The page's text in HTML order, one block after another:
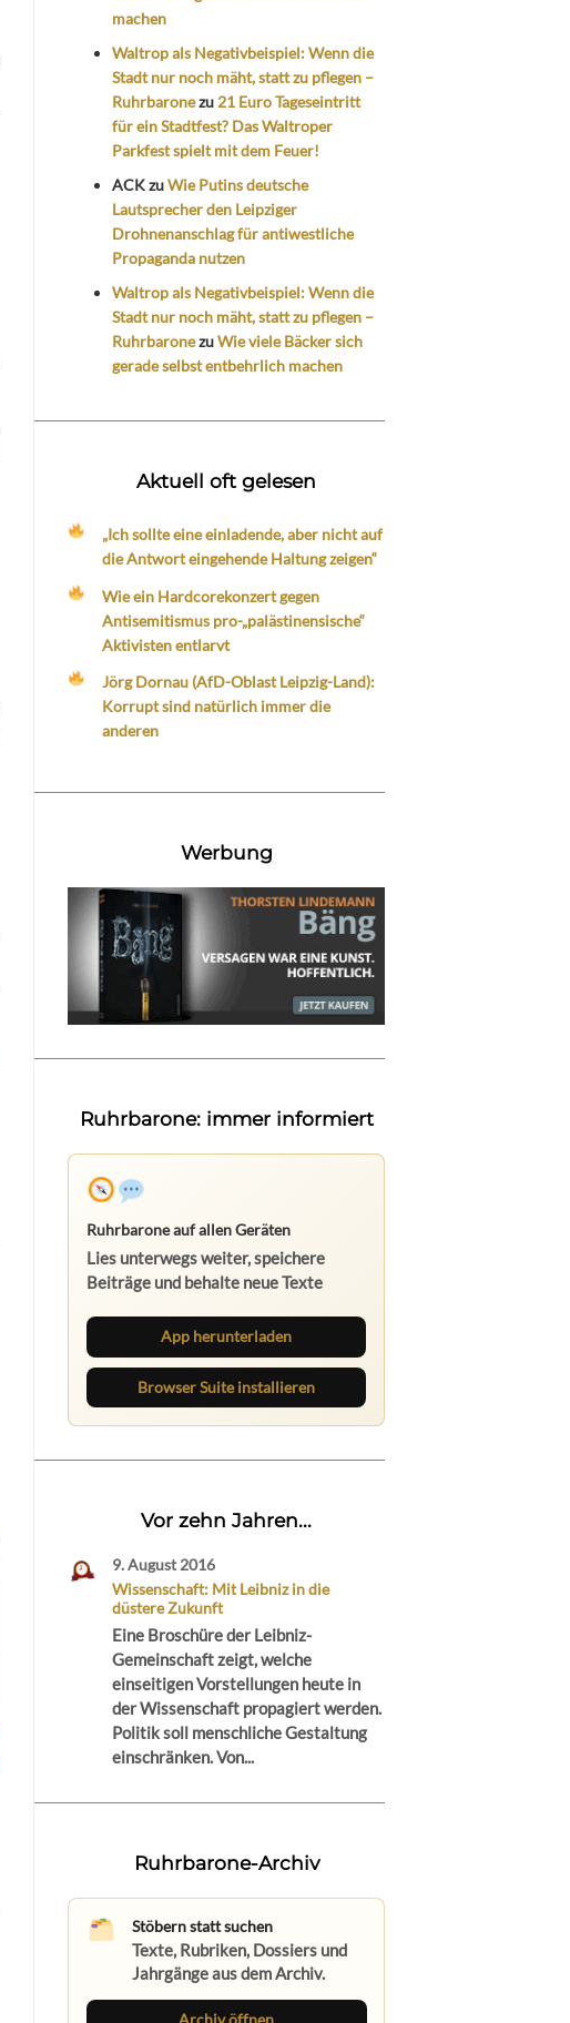
machen
Waltrop als Negativbeispiel: Wenn die
Stadt nur noch mäht, statt zu pflegen –
Ruhrbaronezu 21 Euro Tageseintritt
für ein Stadtfest? Das Waltroper
Parkfest spielt mit dem Feuer!
ACKzuWie Putins deutsche
Lautsprecher den Leipziger
Drohnenanschlag für antiwestliche
Propaganda nutzen
Waltrop als Negativbeispiel: Wenn die
Stadt nur noch mäht, statt zu pflegen –
RuhrbaronezuWie viele Bäcker sich
gerade selbst entbehrlich machen
Aktuell oft gelesen
„Ich sollte eine einladende, aber nicht auf
die Antwort eingehende Haltung zeigen“
Wie ein Hardcorekonzert gegen
Antisemitismus pro-„palästinensische“
Aktivisten entlarvt
Jörg Dornau (AfD-Oblast Leipzig-Land):
Korrupt sind natürlich immer die
anderen
Werbung
Ruhrbarone: immer informiert
Ruhrbarone auf allen Geräten
Lies unterwegs weiter, speichere
Beiträge und behalte neue Texte
App herunterladen
Browser Suite installieren
Vor zehn Jahren...
9. August 2016
Wissenschaft: Mit Leibniz in die
düstere Zukunft
Eine Broschüre der Leibniz-
Gemeinschaft zeigt, welche
einseitigen Vorstellungen heute in
der Wissenschaft propagiert werden.
Politik soll menschliche Gestaltung
einschränken. Von...
Ruhrbarone-Archiv
Stöbern statt suchen
Texte, Rubriken, Dossiers und
Jahrgänge aus dem Archiv.
Archiv öffnen